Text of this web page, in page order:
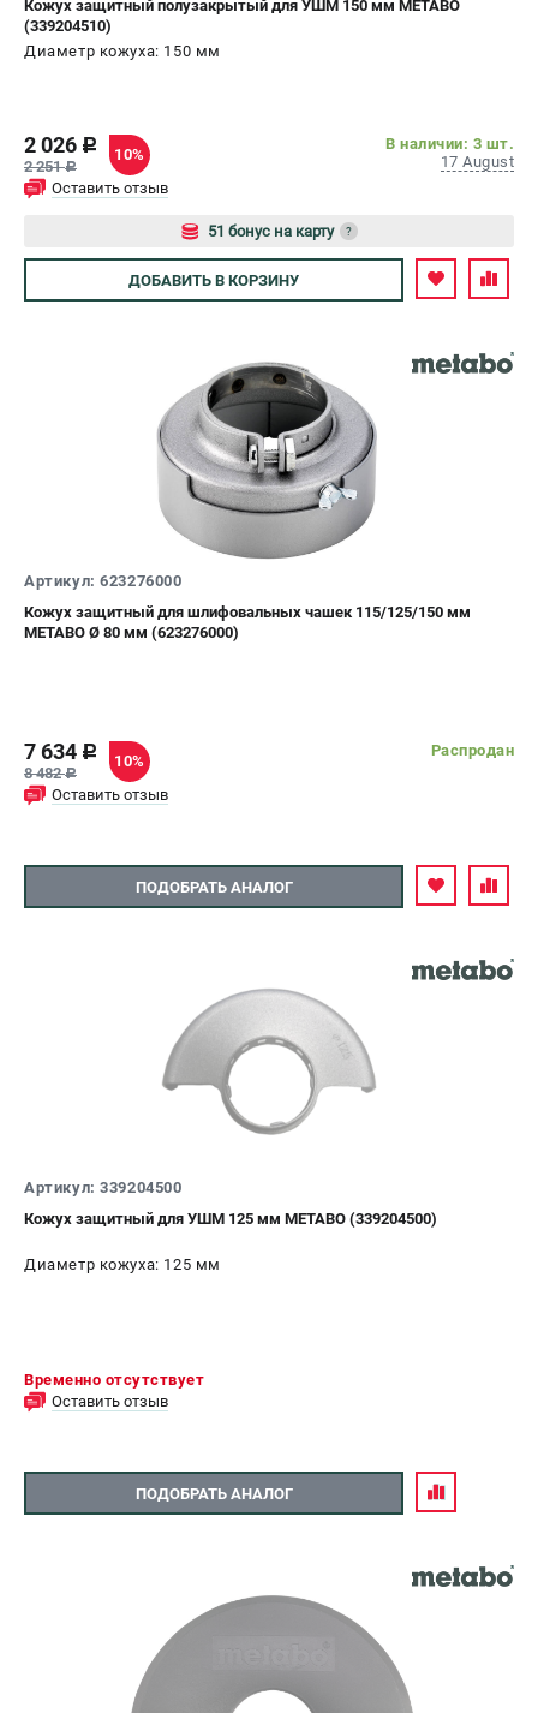
МАГАЗИНЫ
СРАВНЕНИЕ ( 0 )
Юридическим лицам
Правила обмена и возврата
Способы оплаты
О бренде
Политика обработки персональных данных
Новости
СЕТЕВОЙ ЭЛЕКТРОИНСТРУМЕНТ
АККУМУЛЯТОРНЫЙ ИНСТРУМЕНТ
Аккумуляторные шуруповерты
Аккумуляторные перфораторы
РАСХОДНЫЕ МАТЕРИАЛЫ И АКСЕССУАРЫ
Аккумуляторы и зарядные устройства
ТЕЛЕФОН (САНКТ-ПЕТЕРБУРГ)
8 (812) 318-40-26
сб - с 10:00 до 16:00
вс - выходной
+7 (911) 360-06-14 | +7 (8112) 59-10-67
zakaz@metabo-market.ru
Кожух защитный полузакрытый для УШМ 150 мм METABO
(339204510)
Диаметр кожуха: 150 мм
2 026 c
2 251c
10%
В наличии: 3 шт.
17 August
Оставить отзыв
51 бонус на карту ?
Авторизуйтесь
ДОБАВИТЬ В КОРЗИНУ
Артикул: 623276000
Кожух защитный для шлифовальных чашек 115/125/150 мм
METABO Ø 80 мм (623276000)
7 634 c
8 482c
10%
Распродан
Оставить отзыв
ПОДОБРАТЬ АНАЛОГ
Артикул: 339204500
Кожух защитный для УШМ 125 мм METABO (339204500)
Диаметр кожуха: 125 мм
Временно отсутствует
Оставить отзыв
ПОДОБРАТЬ АНАЛОГ